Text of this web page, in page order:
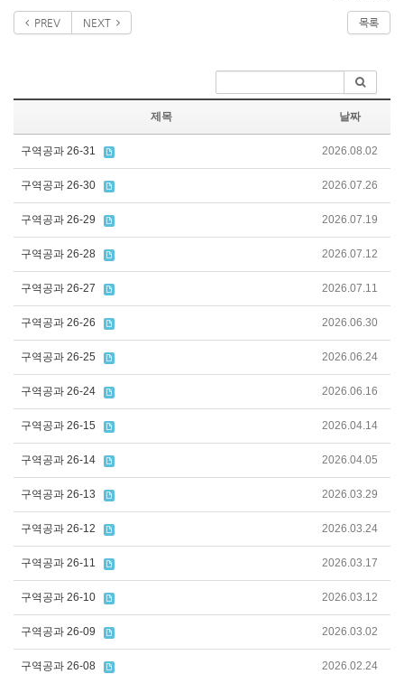
PREV NEXT 목록
제목 날짜
구역공과 26-31 2026.08.02
구역공과 26-30 2026.07.26
구역공과 26-29 2026.07.19
구역공과 26-28 2026.07.12
구역공과 26-27 2026.07.11
구역공과 26-26 2026.06.30
구역공과 26-25 2026.06.24
구역공과 26-24 2026.06.16
구역공과 26-15 2026.04.14
구역공과 26-14 2026.04.05
구역공과 26-13 2026.03.29
구역공과 26-12 2026.03.24
구역공과 26-11 2026.03.17
구역공과 26-10 2026.03.12
구역공과 26-09 2026.03.02
구역공과 26-08 2026.02.24